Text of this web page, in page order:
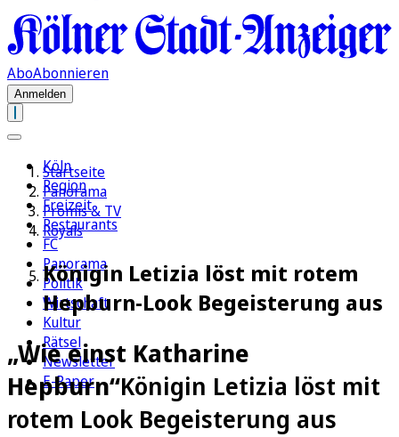
AboAbonnieren
Anmelden
Köln
Region
Freizeit
Restaurants
FC
Panorama
Politik
Wirtschaft
Kultur
Rätsel
Newsletter
E-Paper
Startseite
Panorama
Promis & TV
Royals
Königin Letizia löst mit rotem
Hepburn-Look Begeisterung aus
„Wie einst Katharine
Hepburn“Königin Letizia löst mit
rotem Look Begeisterung aus